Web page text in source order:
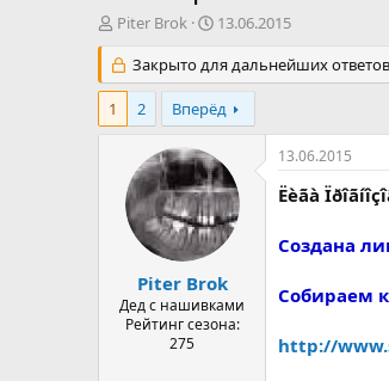
А
т
о
т
ы
Piter Brok
Д
т
а
н
а
а
л
а
13.06.2015
Закрыто для дальнейших
1 2 Вперёд
Piter Brok
Дед с нашивками
Рейтинг сезона:
275
13.06.2015
Ëèãà
Создана
Собираем
http://